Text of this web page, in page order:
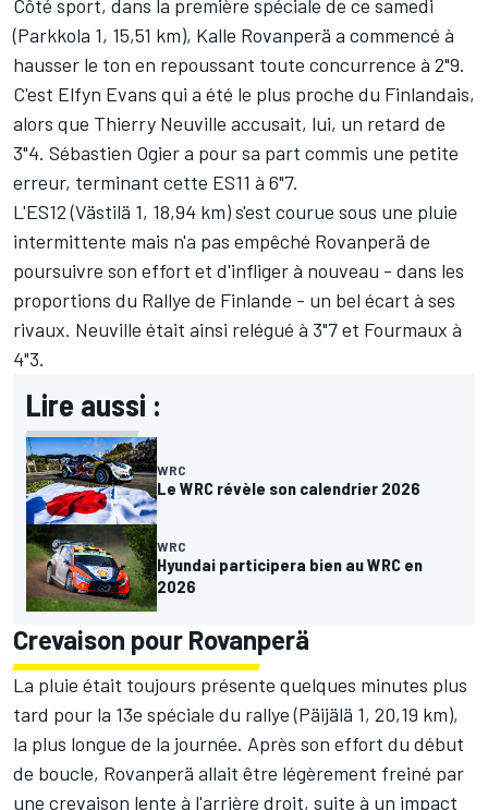
Côté sport, dans la première spéciale de ce samedi
(Parkkola 1, 15,51 km), Kalle Rovanperä a commencé à
hausser le ton en repoussant toute concurrence à 2"9.
C'est Elfyn Evans qui a été le plus proche du Finlandais,
alors que Thierry Neuville accusait, lui, un retard de
3"4. Sébastien Ogiera pour sa part commis une petite
erreur, terminant cette ES11 à 6"7.
L'ES12 (Västilä 1, 18,94 km) s'est courue sous une pluie
intermittente mais n'a pas empêché Rovanperä de
poursuivre son effort et d'infliger à nouveau - dans les
proportions du Rallye de Finlande - un bel écart à ses
rivaux. Neuville était ainsi relégué à 3"7 et Fourmaux à
4"3.
Lire aussi :
WRC
Le WRC révèle son calendrier 2026
WRC
Hyundai participera bien au WRC en
2026
Crevaison pour Rovanperä
La pluie était toujours présente quelques minutes plus
tard pour la 13e spéciale du rallye (Päijälä 1, 20,19 km),
la plus longue de la journée. Après son effort du début
de boucle, Rovanperä allait être légèrement freiné par
une crevaison lente à l'arrière droit, suite à un impact